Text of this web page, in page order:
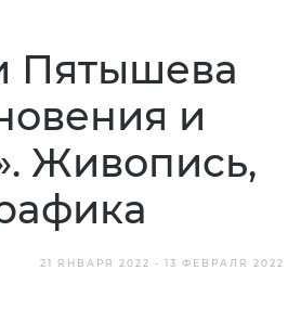
Пятышева
и
Живопись,
21 ЯНВАРЯ 2022 - 13 ФЕВРАЛЯ 2022